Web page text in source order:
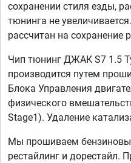
сохранении стиля езды,
тюнинга не
рассчитан на сохранение
Чип тюнинг ДЖАК S7 1.5
производится путем
Блока Управления
физического
Stage1). Удаление
Мы прошиваем
рестайлинг и дорестайл.